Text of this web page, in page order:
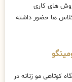
های کاری
کلاس ها حضور داشته
کوتاهی مو زنانه در